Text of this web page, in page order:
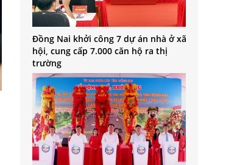
Đồng Nai khởi công 7 dự án nhà ở xã
hội, cung cấp 7.000 căn hộ ra thị
trường